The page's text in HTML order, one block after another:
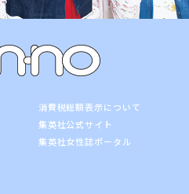
消費税総額表示について
集英社公式サイト
集英社女性誌ポータル